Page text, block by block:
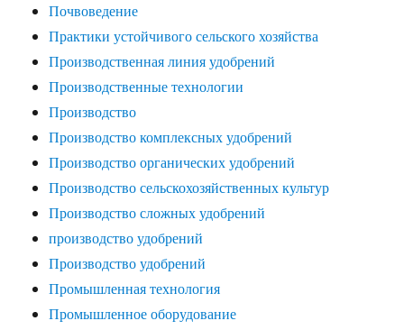
Почвоведение
Практики устойчивого сельского хозяйства
Производственная линия удобрений
Производственные технологии
Производство
Производство комплексных удобрений
Производство органических удобрений
Производство сельскохозяйственных культур
Производство сложных удобрений
производство удобрений
Производство удобрений
Промышленная технология
Промышленное оборудование